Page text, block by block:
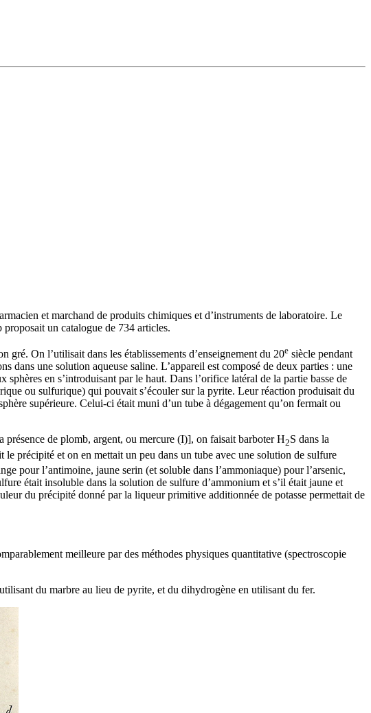
et marchand de produits chimiques et d’instruments de laboratoire. Le
un catalogue de 734 articles.
On l’utilisait dans les établissements d’enseignement du 20e siècle pendant
dans une solution aqueuse saline. L’appareil est composé de deux parties : une
en s’introduisant par le haut. Dans l’orifice latéral de la partie basse de
ou sulfurique) qui pouvait s’écouler sur la pyrite. Leur réaction produisait du
supérieure. Celui-ci était muni d’un tube à dégagement qu’on fermait ou
présence de plomb, argent, ou mercure (I)], on faisait barboter H2S dans la
précipité et on en mettait un peu dans un tube avec une solution de sulfure
pour l’antimoine, jaune serin (et soluble dans l’ammoniaque) pour l’arsenic,
était insoluble dans la solution de sulfure d’ammonium et s’il était jaune et
du précipité donné par la liqueur primitive additionnée de potasse permettait de
meilleure par des méthodes physiques quantitative (spectroscopie
du marbre au lieu de pyrite, et du dihydrogène en utilisant du fer.